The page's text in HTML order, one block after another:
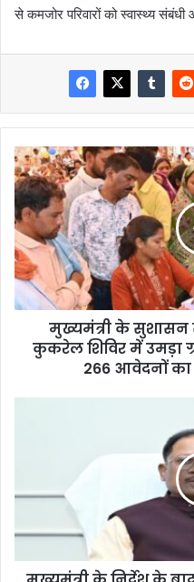
से कमजोर परिवारों को स्वास्थ्य संबंधी
मुख्यमंत्री के
कुकरेल शिविर में उमड़ा
266 आवेदनों